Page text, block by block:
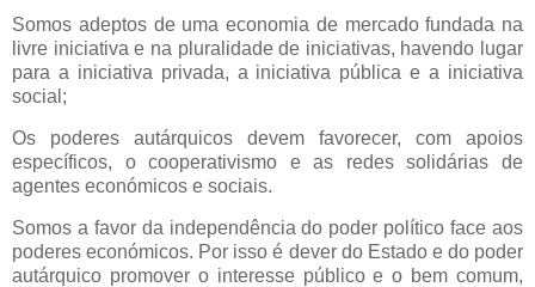
Somos adeptos de uma economia de mercado fundada na
livre iniciativa e na pluralidade de iniciativas, havendo lugar
para a iniciativa privada, a iniciativa pública e a iniciativa
social;
Os poderes autárquicos devem favorecer, com apoios
específicos, o cooperativismo e as redes solidárias de
agentes económicos e sociais.
Somos a favor da independência do poder político face aos
poderes económicos. Por isso é dever do Estado e do poder
autárquico promover o interesse público e o bem comum,